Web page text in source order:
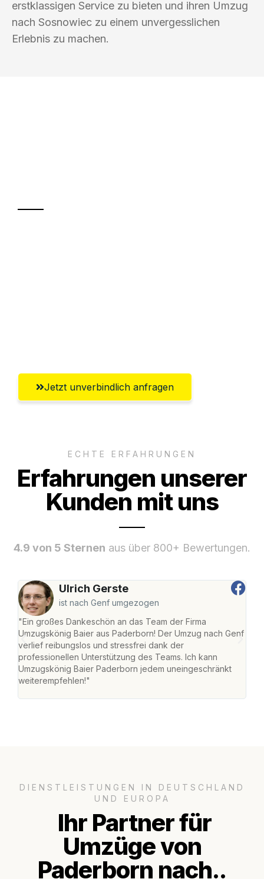
erstklassigen Service zu bieten und ihren Umzug
nach Sosnowiec zu einem unvergesslichen
Erlebnis zu machen.
Jetzt unverbindlich anfragen
ECHTE ERFAHRUNGEN
Erfahrungen unserer
Kunden mit uns
4.9 von 5 Sternen aus über 800+ Bewertungen.
Ulrich Gerste
ist nach Genf umgezogen
"Ein großes Dankeschön an das Team der Firma
Umzugskönig Baier aus Paderborn! Der Umzug nach Genf
verlief reibungslos und stressfrei dank der
professionellen Unterstützung des Teams. Ich kann
Umzugskönig Baier Paderborn jedem uneingeschränkt
weiterempfehlen!"
DIENSTLEISTUNGEN IN DEUTSCHLAND
UND EUROPA
Ihr Partner für
Umzüge von
Paderborn nach..